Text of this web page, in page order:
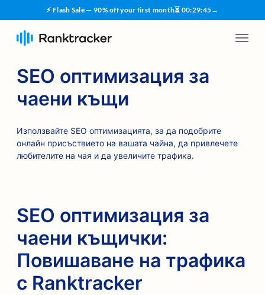
⚡ Flash Sale — 90% off your first month⏳ 00:29:44→
SEO оптимизация за
чаени къщи
Използвайте SEO оптимизацията, за да подобрите
онлайн присъствието на вашата чайна, да привлечете
любителите на чая и да увеличите трафика.
SEO оптимизация за
чаени къщички:
Повишаване на трафика
с Ranktracker